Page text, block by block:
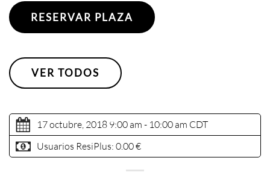
RESERVAR PLAZA
VER TODOS
17 octubre, 2018 9:00 am - 10:00 am CDT
Usuarios ResiPlus: 0.00 €